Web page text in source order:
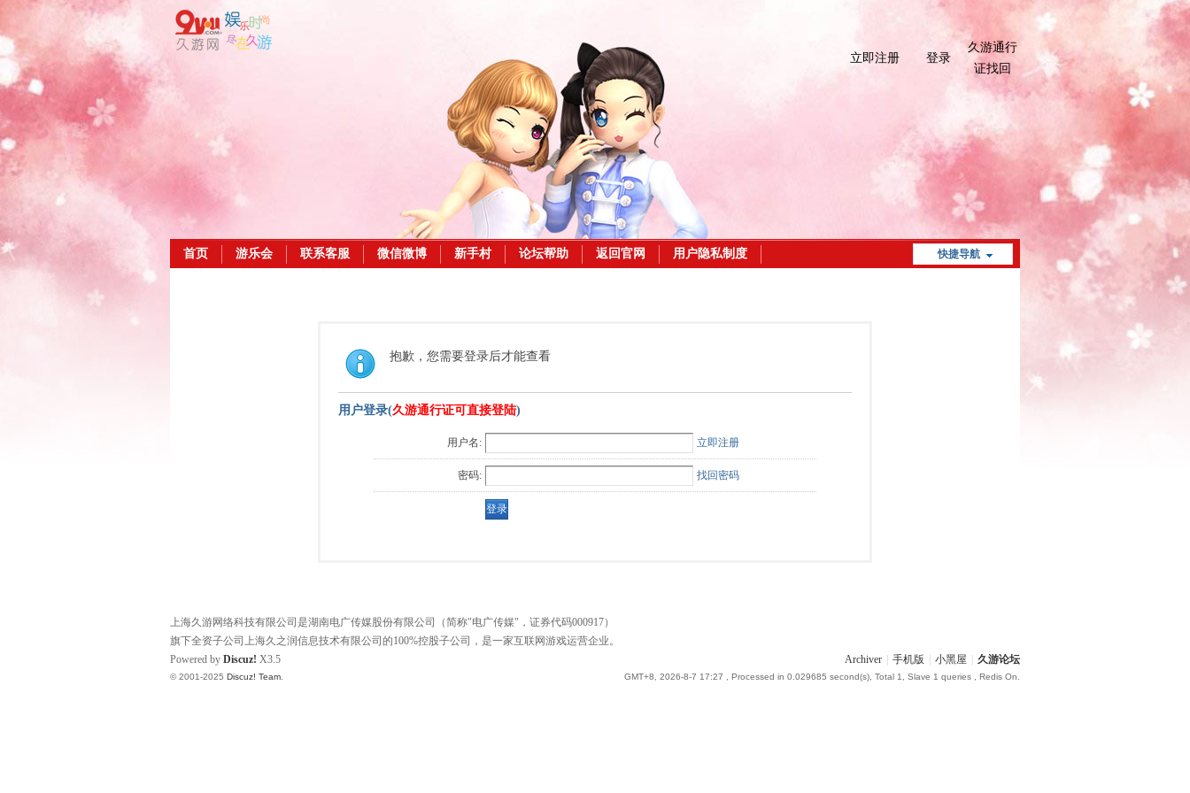
立即注册 登录
久游通行
证找回
快捷导航
首页 游乐会 联系客服 微信微博 新手村 论坛帮助 返回官网 用户隐私制度
抱歉，您需要登录后才能查看
用户登录(久游通行证可直接登陆)
用户名: 立即注册
密码: 找回密码
上海久游网络科技有限公司是湖南电广传媒股份有限公司（简称"电广传媒"，证券代码000917）
旗下全资子公司上海久之润信息技术有限公司的100%控股子公司，是一家互联网游戏运营企业。
Archiver
手机版 小黑屋 久游论坛
GMT+8, 2026-8-7 17:27 , Processed in 0.029685 second(s), Total 1, Slave 1 queries , Redis On.
Powered by Discuz! X3.5
© 2001-2025 Discuz! Team